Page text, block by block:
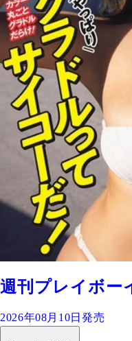
週刊プレイボー
2026年08月10日発売